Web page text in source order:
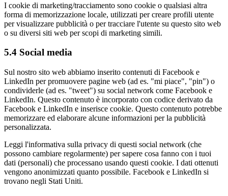
I cookie di marketing/tracciamento sono cookie o qualsiasi altra
forma di memorizzazione locale, utilizzati per creare profili utente
per visualizzare pubblicità o per tracciare l'utente su questo sito web
o su diversi siti web per scopi di marketing simili.
5.4 Social media
Sul nostro sito web abbiamo inserito contenuti di Facebook e
LinkedIn per promuovere pagine web (ad es. "mi piace", "pin") o
condividerle (ad es. "tweet") su social network come Facebook e
LinkedIn. Questo contenuto è incorporato con codice derivato da
Facebook e LinkedIn e inserisce cookie. Questo contenuto potrebbe
memorizzare ed elaborare alcune informazioni per la pubblicità
personalizzata.
Leggi l'informativa sulla privacy di questi social network (che
possono cambiare regolarmente) per sapere cosa fanno con i tuoi
dati (personali) che processano usando questi cookie. I dati ottenuti
vengono anonimizzati quanto possibile. Facebook e LinkedIn si
trovano negli Stati Uniti.